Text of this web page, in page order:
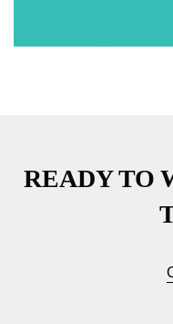
READY TO